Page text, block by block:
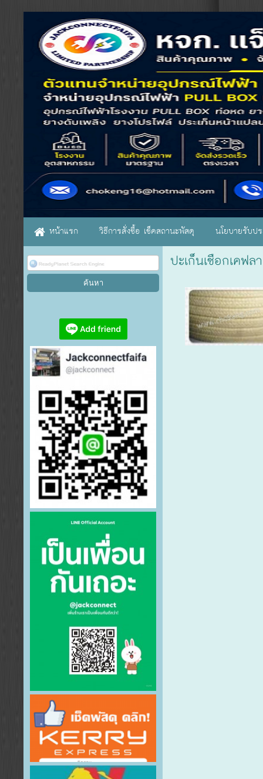
หน้าแรก วิธีการสั่งซื้อ เช็คสถานะพัสดุ นโยบายรับป
ปะเก็นเชือกเคฟ